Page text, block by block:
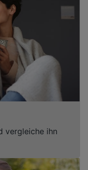
vergleiche ihn